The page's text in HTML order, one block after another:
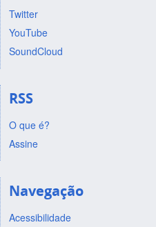
Twitter
YouTube
SoundCloud
RSS
O que é?
Assine
Navegação
Acessibilidade